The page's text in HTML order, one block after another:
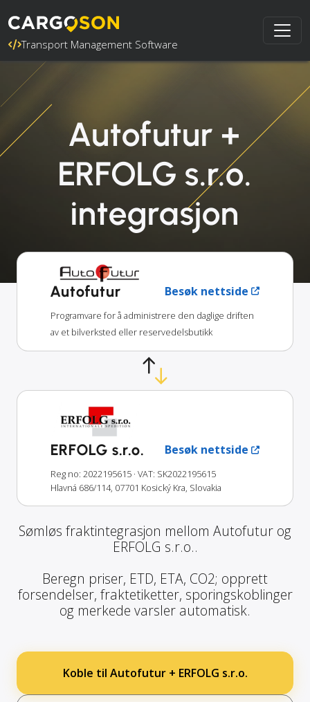
Transport Management Software
Autofutur +
ERFOLG s.r.o.
integrasjon
Autofutur Besøk nettside
Programvare for å administrere den daglige driften
av et bilverksted eller reservedelsbutikk
ERFOLG s.r.o. Besøk nettside
Reg no: 2022195615 · VAT: SK2022195615
Hlavná 686/114, 07701 Kosický Kra, Slovakia
Sømløs fraktintegrasjon mellom Autofutur og
ERFOLG s.r.o..
Beregn priser, ETD, ETA, CO2; opprett
forsendelser, fraktetiketter, sporingskoblinger
og merkede varsler automatisk.
Koble til Autofutur + ERFOLG s.r.o.